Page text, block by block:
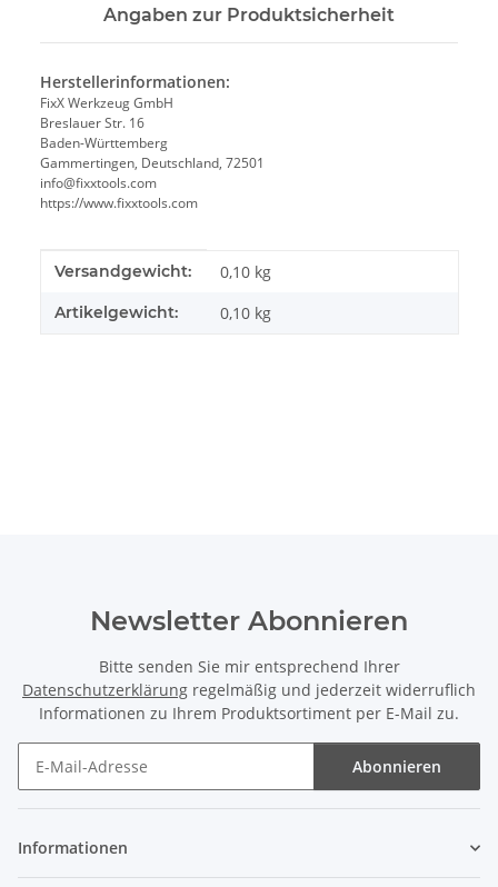
Angaben zur Produktsicherheit
Herstellerinformationen:
FixX Werkzeug GmbH
Breslauer Str. 16
Baden-Württemberg
Gammertingen, Deutschland, 72501
info@fixxtools.com
https://www.fixxtools.com
Produkteigenschaft
Wert
Versandgewicht: 0,10 kg
Artikelgewicht: 0,10 kg
Newsletter Abonnieren
Bitte senden Sie mir entsprechend Ihrer
Datenschutzerklärung regelmäßig und jederzeit widerruflich
Informationen zu Ihrem Produktsortiment per E-Mail zu.
Abonnieren
Informationen